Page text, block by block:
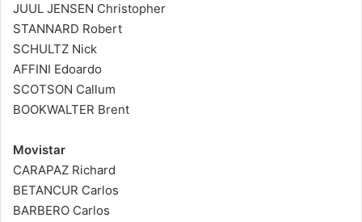
JUUL JENSEN Christopher
STANNARD Robert
SCHULTZ Nick
AFFINI Edoardo
SCOTSON Callum
BOOKWALTER Brent
Movistar
CARAPAZ Richard
BETANCUR Carlos
BARBERO Carlos